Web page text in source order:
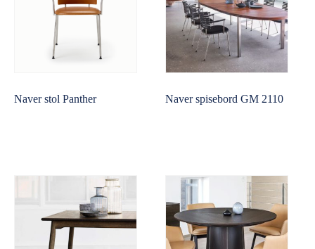
Naver stol Panther Naver spisebord GM 2110